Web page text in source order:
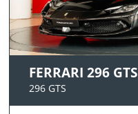
FERRARI 296 GTS
296 GTS